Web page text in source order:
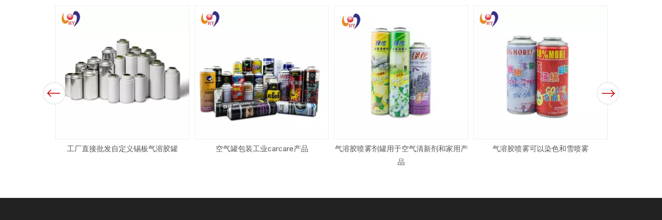
Previous
工厂直接批发自定义锡板气溶胶罐 空气罐包装工业carcare产品
气溶胶喷雾剂罐用于空气清新剂和家用产
品
气溶胶喷雾可以染色和雪喷雾
Next